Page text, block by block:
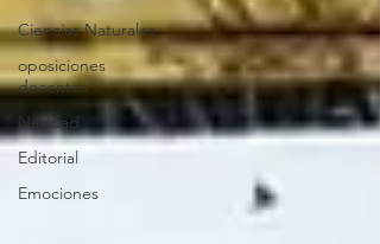
Ciencias Naturales
oposiciones
docentes
Navidad
Editorial
Emociones